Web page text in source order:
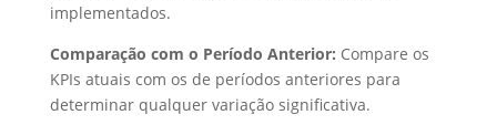
implementados.
Comparação com o Período Anterior: Compare os
KPIs atuais com os de períodos anteriores para
determinar qualquer variação significativa.